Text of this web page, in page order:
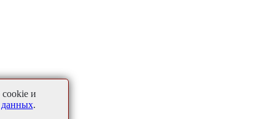
cookie и
данных.